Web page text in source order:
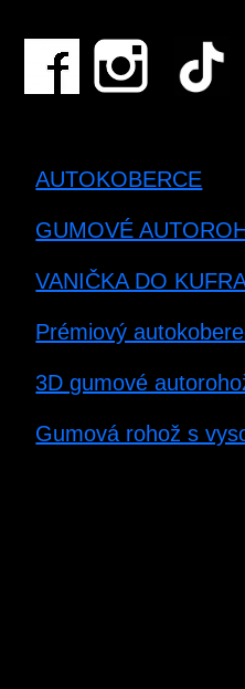
AUTOKOBERCE
GUMOVÉ
VANIČKA DO
Prémiový
3D gumové
Gumová rohož s